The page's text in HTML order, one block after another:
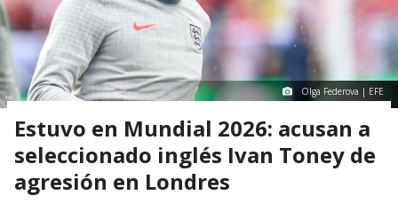
Olga Federova | EFE
Estuvo en Mundial 2026: acusan a
seleccionado inglés Ivan Toney de
agresión en Londres